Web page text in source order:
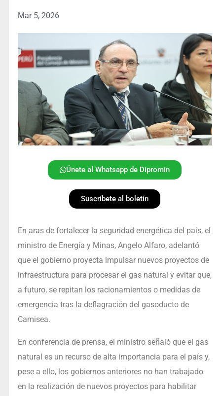
Mar 5, 2026
Únete al Whatsapp de Dipromin
Suscríbete al boletín
En aras de fortalecer la seguridad energética del país, el
ministro de Energía y Minas, Angelo Alfaro, adelantó
que el gobierno proyecta impulsar nuevos proyectos de
infraestructura para procesar el gas natural y evitar que,
a futuro, se repitan los racionamientos o medidas de
emergencia tras la deflagración del gasoducto de
Camisea.
En conferencia de prensa, el ministro señaló que el gas
natural es un recurso de alta importancia para el país y,
pese a ello, los gobiernos anteriores no han trabajado
en la realización de nuevos proyectos para habilitar